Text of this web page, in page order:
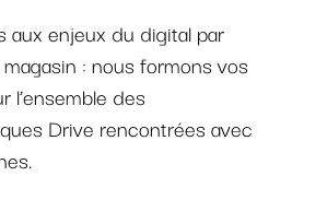
aux enjeux du digital par
: nous formons vos
l’ensemble des
Drive rencontrées avec